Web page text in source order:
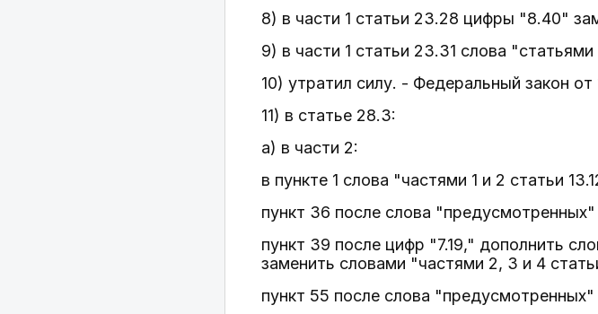
8) в части 1 статьи 23.28 цифры "8.40"
9) в части 1 статьи 23.31 слова
10) утратил силу. - Федеральный закон
11) в статье 28.3:
а) в части 2:
в пункте 1 слова "частями 1 и 2 статьи
пункт 36 после слова
пункт 39 после цифр "7.19," дополнить
заменить словами "частями 2, 3 и 4
пункт 55 после слова